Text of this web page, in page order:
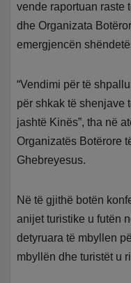
vende raportuan raste
dhe Organizata
emergjencën
“Vendimi për të
për shkak të shenjave
jashtë Kinës”, tha në
Organizatës Botërore
Ghebreyesus.
Në të gjithë botën
anijet turistike u futën
detyruara të mbyllen
mbyllën dhe turistët u